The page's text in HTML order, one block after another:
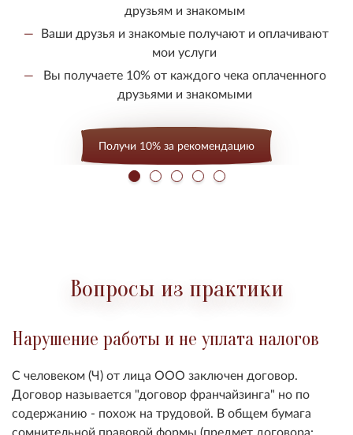
друзьям и знакомым
Ваши друзья и знакомые получают и оплачивают
мои услуги
Вы получаете 10% от каждого чека оплаченного
друзьями и знакомыми
Получи 10% за рекомендацию
Вопросы из практики
Нарушение работы и не уплата налогов
С человеком (Ч) от лица ООО заключен договор.
Договор называется "договор франчайзинга" но по
содержанию - похож на трудовой. В общем бумага
сомнительной правовой формы (предмет договора: